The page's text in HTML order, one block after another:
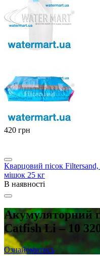
‍420‍ грн
Кварцовий пісок
мішок 25 кг
В наявності
Акумуляторний
Catfish Li – 10
Ознайомитись